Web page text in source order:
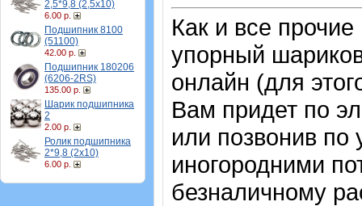
2,5*9,8 (2,5х10)
6.00 р.
Подшипник 8100
(51100)
42.00 р.
Подшипник 180206
(6206-2RS)
135.00 р.
Шарик подшипника
2
2.00 р.
Ролик подшипника
2*9,8 (2х10)
6.00 р.
Как и все
упорный
онлайн (для
Вам придет по
или позвонив
иногородними
безналичному